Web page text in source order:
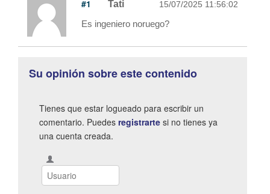
#1 Tati 15/07/2025 11:56:02
Es ingeniero noruego?
Su opinión sobre este contenido
Tienes que estar logueado para escribir un
comentario. Puedes registrarte si no tienes ya
una cuenta creada.